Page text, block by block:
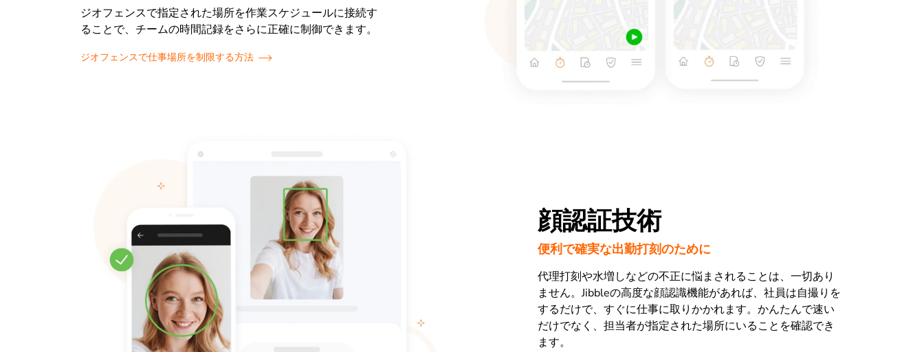
ジオフェンスで指定された場所を作業スケジュールに接続す
ることで、チームの時間記録をさらに正確に制御できます。
ジオフェンスで仕事場所を制限する方法
顔認証技術
便利で確実な出勤打刻のために
代理打刻や水増しなどの不正に悩まされることは、一切あり
ません。Jibbleの高度な顔認識機能があれば、社員は自撮りを
するだけで、すぐに仕事に取りかかれます。かんたんで速い
だけでなく、担当者が指定された場所にいることを確認でき
ます。